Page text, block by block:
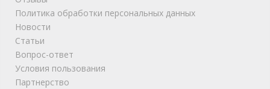
Политика обработки персональных данных
Новости
Статьи
Вопрос-ответ
Условия пользования
Партнерство